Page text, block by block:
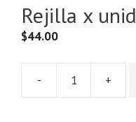
Rejilla x unid
$44.00
- +